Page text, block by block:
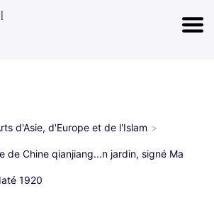
d'Asie, d'Europe et de l'Islam
de Chine qianjiang...n jardin, signé Ma
1920